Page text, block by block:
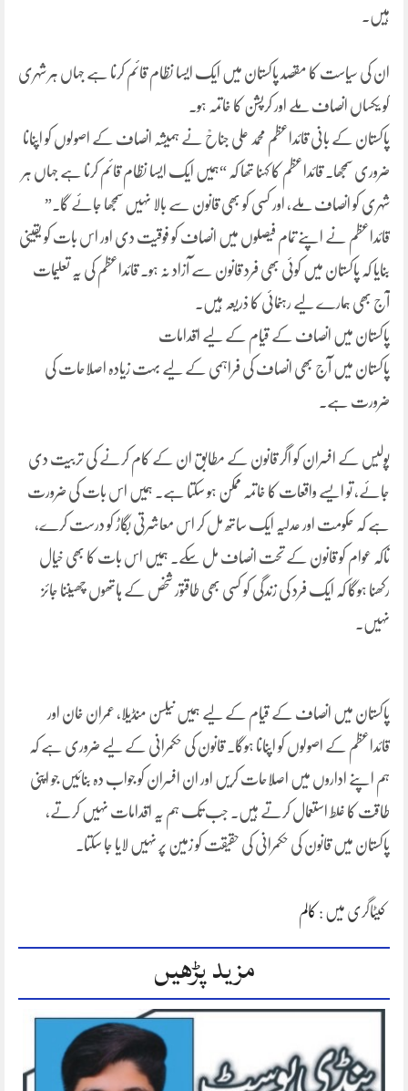
ہیں۔
ان کی سیاست کا مقصد پاکستان میں ایک ایسا نظام قائم کرنا ہے جہاں ہر شہری
کو یکساں انصاف ملے اور کرپشن کا خاتمہ ہو۔
پاکستان کے بانی قائداعظم محمد علی جناحؒ نے ہمیشہ انصاف کے اصولوں کو اپنانا
ضروری سمجھا۔ قائداعظم کا کہنا تھا کہ “ہمیں ایک ایسا نظام قائم کرنا ہے جہاں ہر
شہری کو انصاف ملے، اور کسی کو بھی قانون سے بالا نہیں سمجھا جائے گا۔”
قائداعظم نے اپنے تمام فیصلوں میں انصاف کو فوقیت دی اور اس بات کو یقینی
بنایا کہ پاکستان میں کوئی بھی فرد قانون سے آزاد نہ ہو۔ قائداعظم کی یہ تعلیمات
آج بھی ہمارے لیے رہنمائی کا ذریعہ ہیں۔
پاکستان میں انصاف کے قیام کے لیے اقدامات
پاکستان میں آج بھی انصاف کی فراہمی کے لیے بہت زیادہ اصلاحات کی
ضرورت ہے۔
پولیس کے افسران کو اگر قانون کے مطابق ان کے کام کرنے کی تربیت دی
جائے، تو ایسے واقعات کا خاتمہ ممکن ہو سکتا ہے۔ ہمیں اس بات کی ضرورت
ہے کہ حکومت اور عدلیہ ایک ساتھ مل کر اس معاشرتی بگاڑ کو درست کرے،
تاکہ عوام کو قانون کے تحت انصاف مل سکے۔ ہمیں اس بات کا بھی خیال
رکھنا ہوگا کہ ایک فرد کی زندگی کو کسی بھی طاقتور شخص کے ہاتھوں چھیننا جائز
نہیں۔
پاکستان میں انصاف کے قیام کے لیے ہمیں نیلسن منڈیلا، عمران خان اور
قائداعظم کے اصولوں کو اپنانا ہوگا۔ قانون کی حکمرانی کے لیے ضروری ہے کہ
ہم اپنے اداروں میں اصلاحات کریں اور ان افسران کو جواب دہ بنائیں جو اپنی
طاقت کا غلط استعمال کرتے ہیں۔ جب تک ہم یہ اقدامات نہیں کرتے،
پاکستان میں قانون کی حکمرانی کی حقیقت کو زمین پر نہیں لایا جا سکتا۔
کیٹاگری میں : کالم
مزید پڑھیں